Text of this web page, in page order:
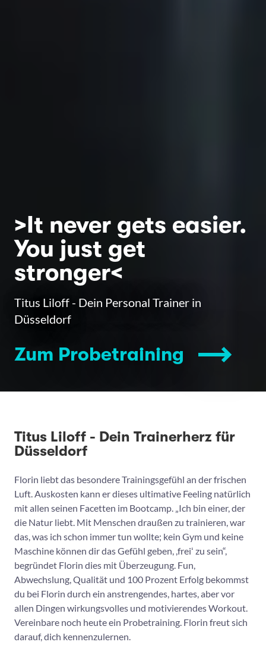
>It never gets easier.
You just get
stronger<
Titus Liloff - Dein Personal Trainer in
Düsseldorf
Zum Probetraining
Titus Liloff - Dein Trainerherz für
Düsseldorf
Florin liebt das besondere Trainingsgefühl an der frischen
Luft. Auskosten kann er dieses ultimative Feeling natürlich
mit allen seinen Facetten im Bootcamp. „Ich bin einer, der
die Natur liebt. Mit Menschen draußen zu trainieren, war
das, was ich schon immer tun wollte; kein Gym und keine
Maschine können dir das Gefühl geben, ,freiʻ zu sein“,
begründet Florin dies mit Überzeugung. Fun,
Abwechslung, Qualität und 100 Prozent Erfolg bekommst
du bei Florin durch ein anstrengendes, hartes, aber vor
allen Dingen wirkungsvolles und motivierendes Workout.
Vereinbare noch heute ein Probetraining. Florin freut sich
darauf, dich kennenzulernen.